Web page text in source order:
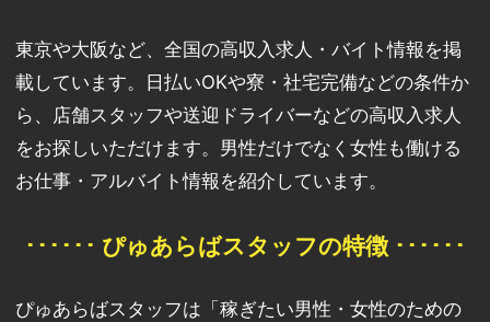
東京や大阪など、全国の高収入求人・バイト情報を掲
載しています。日払いOKや寮・社宅完備などの条件か
ら、店舗スタッフや送迎ドライバーなどの高収入求人
をお探しいただけます。男性だけでなく女性も働ける
お仕事・アルバイト情報を紹介しています。
･･････ ぴゅあらばスタッフの特徴 ･･････
ぴゅあらばスタッフは「稼ぎたい男性・女性のための